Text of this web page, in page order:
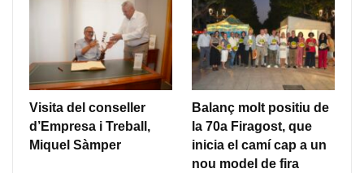
Visita del conseller
d’Empresa i Treball,
Miquel Sàmper
Balanç molt positiu de
la 70a Firagost, que
inicia el camí cap a un
nou model de fira